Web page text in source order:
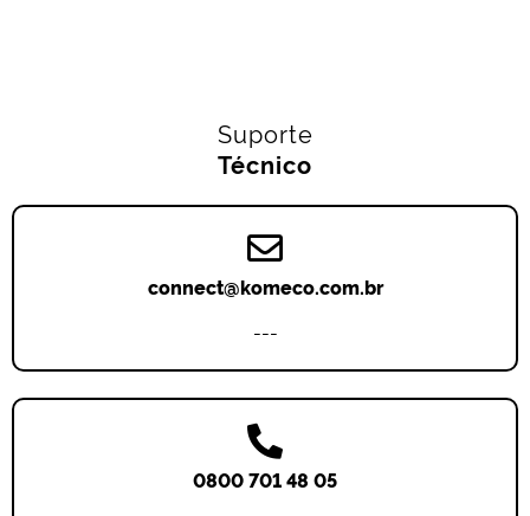
Suporte
Técnico
connect@komeco.com.br
---
0800 701 48 05